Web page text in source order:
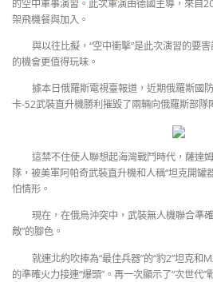
的空中軍事演習。此次軍演由德國主導，來自
架飛機餐與加入。
與以往比擬，“空中衝擊”是此次演習的要
的機會更值得玩味。
據本日俄羅斯電視臺報道，近期俄羅斯國
卡-52武裝直升機勝利摧毀了兩輛向俄羅斯部隊
這禁不住使人聯想起海灣戰鬥時代，薩達
隊，被美軍阿帕奇武裝直升機和人稱“坦克開罐
怕情形。
現在，在俄烏沖突中，武裝無人機聯合準
敵”的腳色。
就連北約吹捧為“最佳兵器”的“豹2”坦克和
的準確火力接連“爆頭”。再一次顯示了“次世代”